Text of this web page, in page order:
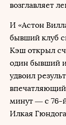
возглавляет
И «Астон
бывший клуб
Кэш открыл
один бывший
удвоил
впечатляющий
минут — с 76-
Илкая